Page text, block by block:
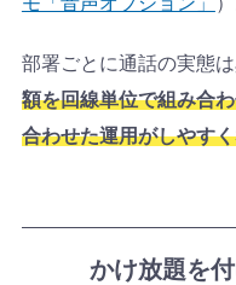
部署ごとに通話の実態は
額を回線単位で組み合
合わせた運用がしやす
かけ放題を